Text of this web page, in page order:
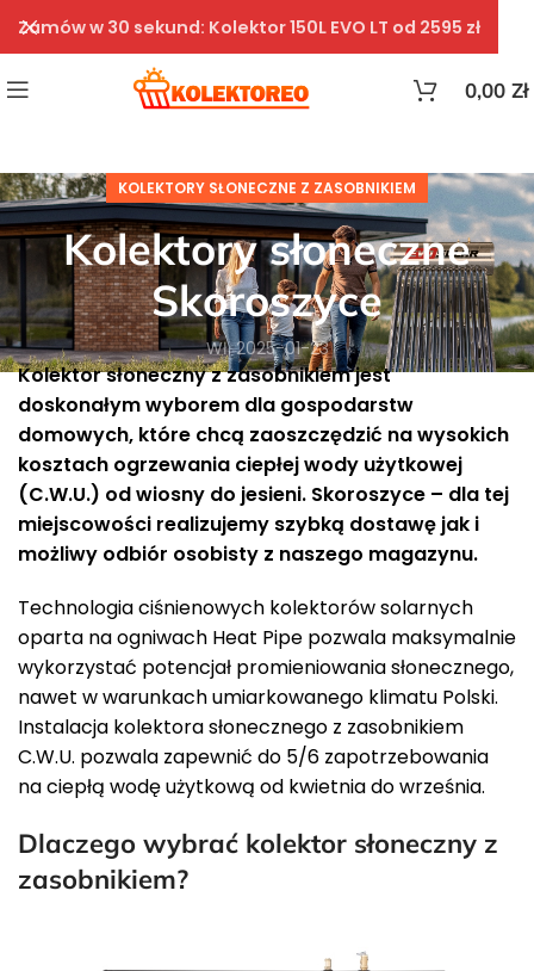
0,00 Zł
KOLEKTORY SŁONECZNE Z ZASOBNIKIEM
Kolektory słoneczne
Skoroszyce
Wł. 2025-01-23
Kolektor słoneczny z zasobnikiem jest
doskonałym wyborem dla gospodarstw
domowych, które chcą zaoszczędzić na wysokich
kosztach ogrzewania ciepłej wody użytkowej
(C.W.U.) od wiosny do jesieni. Skoroszyce – dla tej
miejscowości realizujemy szybką dostawę jak i
możliwy odbiór osobisty z naszego magazynu.
Technologia ciśnienowych kolektorów solarnych
oparta na ogniwach Heat Pipe pozwala maksymalnie
wykorzystać potencjał promieniowania słonecznego,
nawet w warunkach umiarkowanego klimatu Polski.
Instalacja kolektora słonecznego z zasobnikiem
C.W.U. pozwala zapewnić do 5/6 zapotrzebowania
na ciepłą wodę użytkową od kwietnia do września.
Dlaczego wybrać kolektor słoneczny z
zasobnikiem?
Zamów w 30 sekund: Kolektor 150L EVO LT od 2595 zł